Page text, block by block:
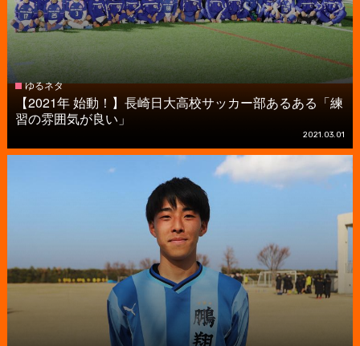
ゆるネタ
【2021年 始動！】長崎日大高校サッカー部あるある「練
習の雰囲気が良い」
2021.03.01